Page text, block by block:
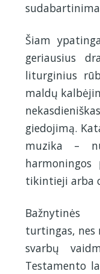
Šiam
geriausius
liturginius
maldų
giedojimą.
muzika –
tikintieji arba
turtingas,
svarbų
Testamento